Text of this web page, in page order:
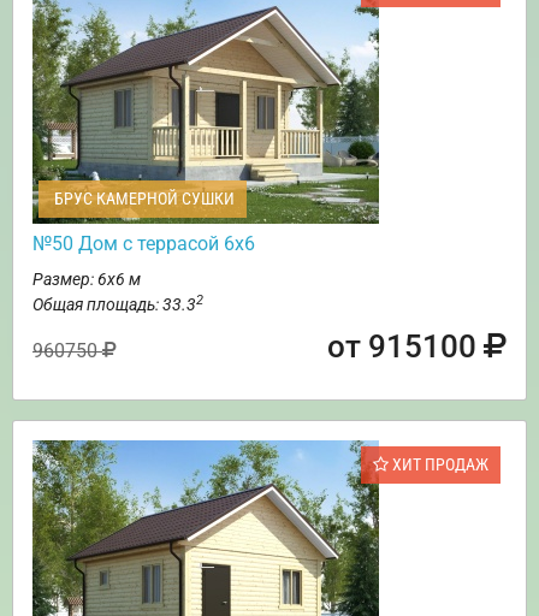
БРУС КАМЕРНОЙ СУШКИ
№50 Дом с террасой 6х6
Размер: 6х6 м
Общая площадь: 33.32
960750 от 915100
ХИТ ПРОДАЖ